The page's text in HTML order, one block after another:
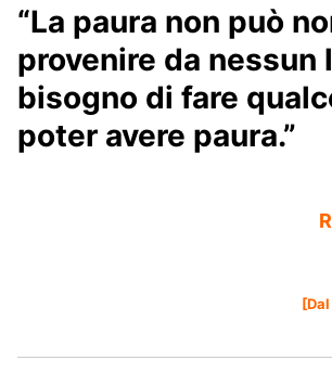
“La paura non può
provenire da nessun
bisogno di fare
poter avere paura.”